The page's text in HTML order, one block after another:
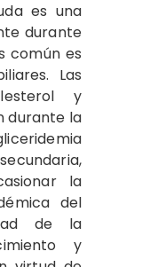
es una
durante
común es
Las
y
durante la
la
del
de la
y